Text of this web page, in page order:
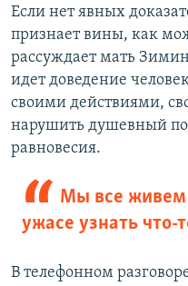
Если нет явных
признает вины, как
рассуждает мать
идет доведение
своими действиями,
нарушить душевный
равновесия.
Мы все живем
ужасе узнать что-
В телефонном